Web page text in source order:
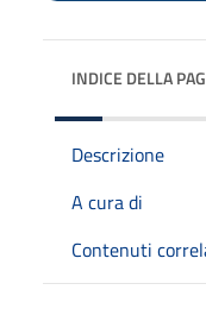
INDICE DELLA
Descrizione
A cura di
Contenuti